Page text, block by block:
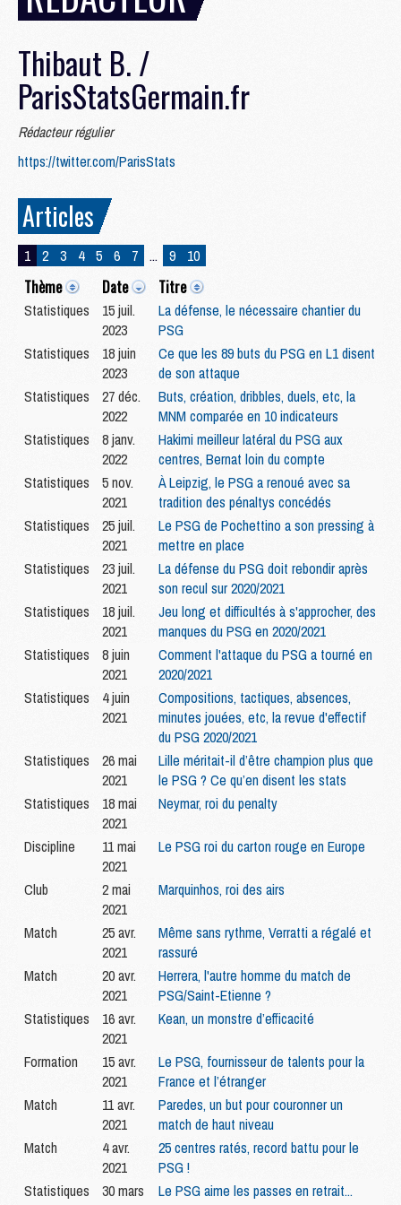
Thibaut B. /
ParisStatsGermain.fr
Rédacteur régulier
https://twitter.com/ParisStats
Articles
1 2 3 4 5 6 7 ... 9 10
Thème Date Titre
Statistiques
15 juil.
2023
La défense, le nécessaire chantier du
PSG
Statistiques
18 juin
2023
Ce que les 89 buts du PSG en L1 disent
de son attaque
Statistiques
27 déc.
2022
Buts, création, dribbles, duels, etc, la
MNM comparée en 10 indicateurs
Statistiques
8 janv.
2022
Hakimi meilleur latéral du PSG aux
centres, Bernat loin du compte
Statistiques
5 nov.
2021
À Leipzig, le PSG a renoué avec sa
tradition des pénaltys concédés
Statistiques
25 juil.
2021
Le PSG de Pochettino a son pressing à
mettre en place
Statistiques
23 juil.
2021
La défense du PSG doit rebondir après
son recul sur 2020/2021
Statistiques
18 juil.
2021
Jeu long et difficultés à s'approcher, des
manques du PSG en 2020/2021
Statistiques
8 juin
2021
Comment l'attaque du PSG a tourné en
2020/2021
Statistiques
4 juin
2021
Compositions, tactiques, absences,
minutes jouées, etc, la revue d'effectif
du PSG 2020/2021
Statistiques
26 mai
2021
Lille méritait-il d’être champion plus que
le PSG ? Ce qu’en disent les stats
Statistiques
18 mai
2021
Neymar, roi du penalty
Discipline
11 mai
2021
Le PSG roi du carton rouge en Europe
Club
2 mai
2021
Marquinhos, roi des airs
Match
25 avr.
2021
Même sans rythme, Verratti a régalé et
rassuré
Match
20 avr.
2021
Herrera, l'autre homme du match de
PSG/Saint-Etienne ?
Statistiques
16 avr.
2021
Kean, un monstre d’efficacité
Formation
15 avr.
2021
Le PSG, fournisseur de talents pour la
France et l’étranger
Match
11 avr.
2021
Paredes, un but pour couronner un
match de haut niveau
Match
4 avr.
2021
25 centres ratés, record battu pour le
PSG !
Statistiques
30 mars
Le PSG aime les passes en retrait...